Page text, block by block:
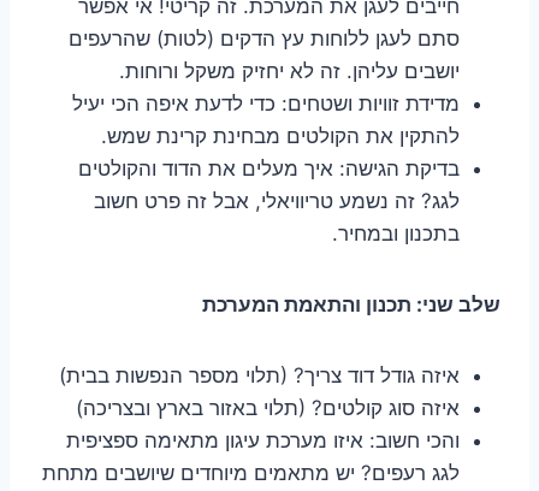
חייבים לעגן את המערכת. זה קריטי! אי אפשר
סתם לעגן ללוחות עץ הדקים (לטות) שהרעפים
יושבים עליהן. זה לא יחזיק משקל ורוחות.
מדידת זוויות ושטחים: כדי לדעת איפה הכי יעיל
להתקין את הקולטים מבחינת קרינת שמש.
בדיקת הגישה: איך מעלים את הדוד והקולטים
לגג? זה נשמע טריוויאלי, אבל זה פרט חשוב
בתכנון ובמחיר.
שלב שני: תכנון והתאמת המערכת
איזה גודל דוד צריך? (תלוי מספר הנפשות בבית)
איזה סוג קולטים? (תלוי באזור בארץ ובצריכה)
והכי חשוב: איזו מערכת עיגון מתאימה ספציפית
לגג רעפים? יש מתאמים מיוחדים שיושבים מתחת